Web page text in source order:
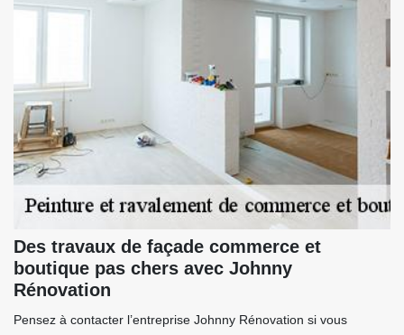
Des travaux de façade commerce et
boutique pas chers avec Johnny
Rénovation
Pensez à contacter l’entreprise Johnny Rénovation si vous